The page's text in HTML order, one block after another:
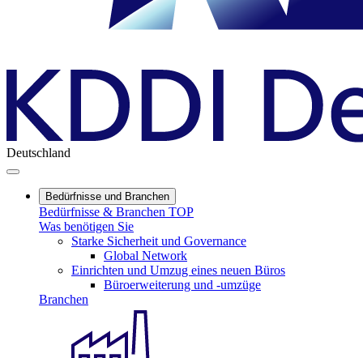
Deutschland
Bedürfnisse und Branchen
Bedürfnisse & Branchen TOP
Was benötigen Sie
Starke Sicherheit und Governance
Global Network
Einrichten und Umzug eines neuen Büros
Büroerweiterung und -umzüge
Branchen